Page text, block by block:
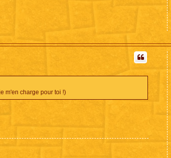
m'en charge pour toi !)